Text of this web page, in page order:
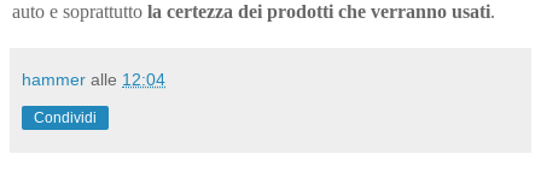
auto e soprattutto la certezza dei prodotti che verranno usati.
hammer alle 12:04
Condividi